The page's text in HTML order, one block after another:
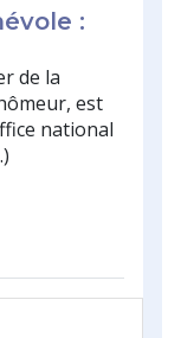
:
de la
est
national